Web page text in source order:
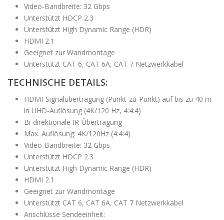
Video-Bandbreite: 32 Gbps
Unterstützt HDCP 2.3
Unterstützt High Dynamic Range (HDR)
HDMI 2.1
Geeignet zur Wandmontage
Unterstützt CAT 6, CAT 6A, CAT 7 Netzwerkkabel
TECHNISCHE DETAILS:
HDMI-Signalübertragung (Punkt-zu-Punkt) auf bis zu 40 m
in UHD-Auflösung (4K/120 Hz, 4:4:4)
Bi-direktionale IR-Übertragung
Max. Auflösung: 4K/120Hz (4:4:4)
Video-Bandbreite: 32 Gbps
Unterstützt HDCP 2.3
Unterstützt High Dynamic Range (HDR)
HDMI 2.1
Geeignet zur Wandmontage
Unterstützt CAT 6, CAT 6A, CAT 7 Netzwerkkabel
Anschlüsse Sendeeinheit: